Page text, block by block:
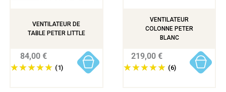
VENTILATEUR DE
TABLE PETER LITTLE
(1)
84,00 €
VENTILATEUR
COLONNE PETER
BLANC
(6)
219,00 €